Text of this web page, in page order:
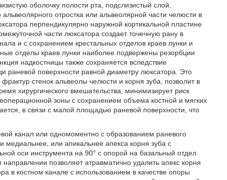
оболочку полости рта, подслизистый слой,
отростка или альвеолярной части челюсти в
перпендикулярно наружной кортикальной пластине
части люксатора создает точечную рану в
и с сохранением крестальных отделов краев лунки и
отделы краев лунки наиболее подвержены резорбции
надкостницы также сохраняется вследствие
раневой поверхности равной диаметру люксатора. Это
стенок альвеолы челюсти и корня зуба, позволит в
хирургического вмешательства, минимизирует риск
зоны с сохранением объема костной и мягких
в связи с малой площадью раневой поверхности, что
канал или одномоментно с образованием раневого
медиальнее, или апикальнее апекса корня зуба с
оси инструмента на 90° с опорой на базальный отдел
позволяет атравматично удалить апекс корня
в костном канале с использованием в качестве опоры